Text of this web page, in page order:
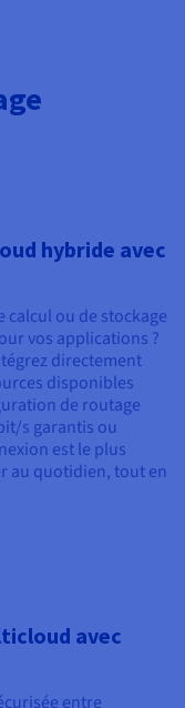
hybride avec
calcul ou de stockage
vos applications ?
directement
disponibles
de routage
s garantis ou
est le plus
au quotidien, tout en
avec
entre